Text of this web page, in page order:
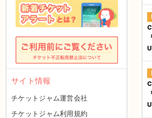
サイト情報
チケットジャム運営会社
チケットジャム利用規約